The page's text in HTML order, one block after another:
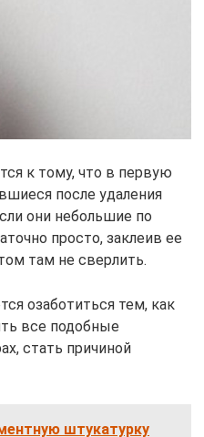
к тому, что в первую
после удаления
они небольшие по
просто, заклеив ее
там не сверлить.
озаботиться тем, как
все подобные
стать причиной
штукатурку